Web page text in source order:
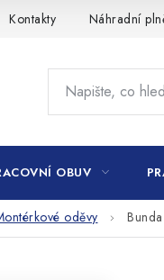
Kontakty Náhradní
OBUV
oděvy